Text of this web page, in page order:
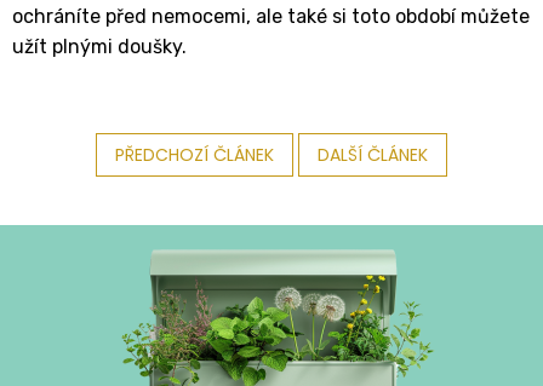
ochráníte před nemocemi, ale také si toto období můžete
užít plnými doušky.
PŘEDCHOZÍ ČLÁNEK DALŠÍ ČLÁNEK